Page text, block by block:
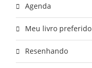
Agenda
Meu livro preferido
Resenhando